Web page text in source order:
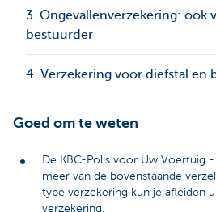
3. Ongevallenverzekering: ook
bestuurder
4. Verzekering voor diefstal en
Goed om te weten
De KBC-Polis voor Uw Voertuig
meer van de bovenstaande
type verzekering kun je afleiden
verzekering.